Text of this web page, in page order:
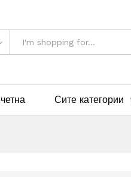
Сите категории